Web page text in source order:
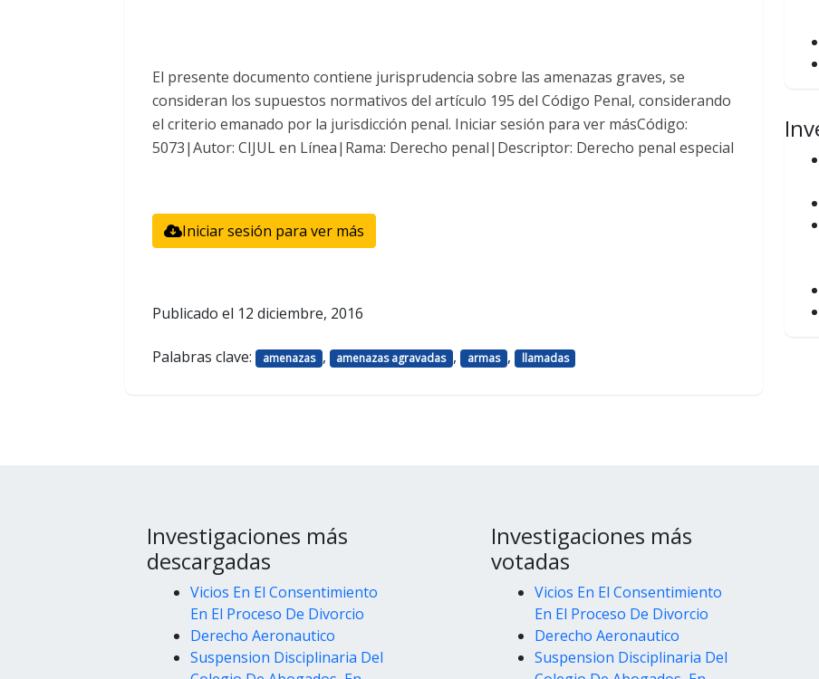
El presente documento contiene jurisprudencia sobre las amenazas graves, se
consideran los supuestos normativos del artículo 195 del Código Penal, considerando
el criterio emanado por la jurisdicción penal. Iniciar sesión para ver másCódigo:
5073|Autor: CIJUL en Línea|Rama: Derecho penal|Descriptor: Derecho penal especial
Iniciar sesión para ver más
Publicado el 12 diciembre, 2016
Palabras clave: amenazas , amenazas agravadas , armas , llamadas
Investigaciones más
descargadas
Vicios En El Consentimiento
En El Proceso De Divorcio
Derecho Aeronautico
Suspension Disciplinaria Del
Investigaciones más
votadas
Vicios En El Consentimiento
En El Proceso De Divorcio
Derecho Aeronautico
Suspension Disciplinaria Del